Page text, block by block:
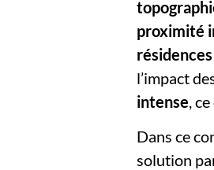
proximité
résidences
l’impact
intense ,
Dans ce
solution